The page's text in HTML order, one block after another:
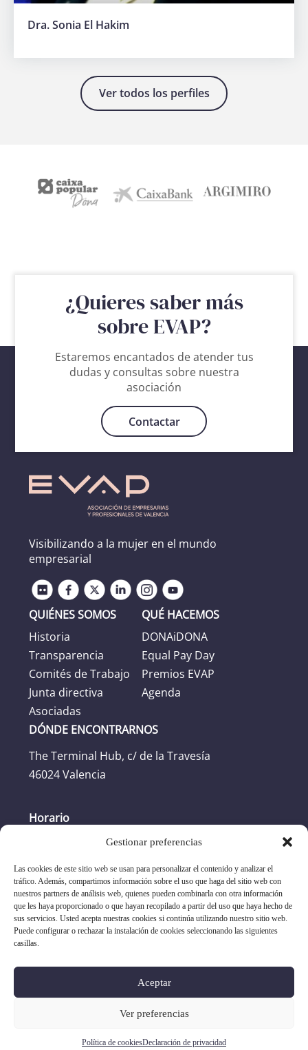
Gestionar preferencias
Las cookies de este sitio web se usan para personalizar el contenido y analizar el
tráfico. Además, compartimos información sobre el uso que haga del sitio web con
nuestros partners de análisis web, quienes pueden combinarla con otra información
que les haya proporcionado o que hayan recopilado a partir del uso que haya hecho de
sus servicios. Usted acepta nuestras cookies si continúa utilizando nuestro sitio web.
Puede configurar o rechazar la instalación de cookies seleccionando las siguientes
casillas.
Aceptar
Ver preferencias
Política de cookiesDeclaración de privacidad
Dra. Sonia El Hakim
Ver todos los perfiles
¿Quieres saber más
sobre EVAP?
Estaremos encantados de atender tus
dudas y consultas sobre nuestra
asociación
Contactar
Visibilizando a la mujer en el mundo
empresarial
QUIÉNES SOMOS
Historia
Transparencia
Comités de Trabajo
Junta directiva
Asociadas
QUÉ HACEMOS
DONAiDONA
Equal Pay Day
Premios EVAP
Agenda
DÓNDE ENCONTRARNOS
The Terminal Hub, c/ de la Travesía
46024 Valencia
Horario
Horario oficina: L-J: 8:30h -17:30h. V: 8:30h -
16:30h
+34 96 351 17 19
asociacion@evap.es